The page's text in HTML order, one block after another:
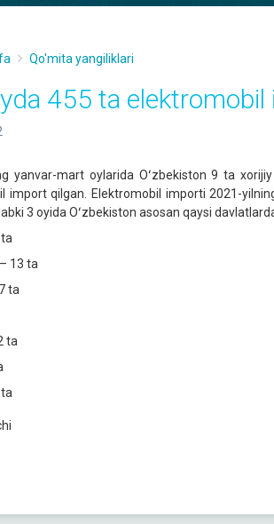
Qo'mita yangiliklari
455 ta
yanvar-mart oylarida Oʻzbekiston 9 ta
import qilgan. Elektromobil importi 2021-
3 oyida Oʻzbekiston asosan qaysi
13 ta
ta
ta